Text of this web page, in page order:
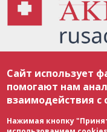
соответствии с
международными
материалов возможно
или частичного
ОБЯЗАТЕЛЬНА АКТИВНАЯ
текст. Фотоизображения,
ее исключительной
Сайт использует
помогают нам
взаимодействия с
Нажимая кнопку